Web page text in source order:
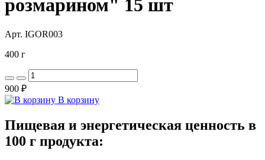
розмарином" 15 шт
Арт. IGOR003
400 г
900 ₽
В корзину
Пищевая и энергетическая ценность в
100 г продукта: